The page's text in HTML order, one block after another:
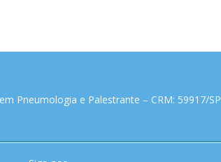
Pneumologia e Palestrante – CRM: 59917/SP